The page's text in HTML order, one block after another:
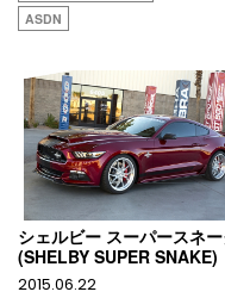
ASDN
シェルビー スーパースネー
(SHELBY SUPER SNAKE)
2015.06.22